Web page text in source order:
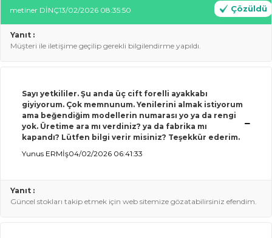
Çözüldü
metiner DİNÇ13/02/2026 08:35:50
Yanıt :
Müşteri ile iletişime geçilip gerekli bilgilendirme yapıldı.
Sayı yetkililer. Şu anda üç cift forelli ayakkabı
giyiyorum. Çok memnunum. Yenilerini almak istiyorum
ama beğendiğim modellerin numarası yo ya da rengi
yok. Üretime ara mı verdiniz? ya da fabrika mı
kapandı? Lütfen bilgi verir misiniz? Teşekkür ederim.
Yunus ERMİş04/02/2026 06:41:33
Yanıt :
Güncel stokları takip etmek için web sitemize gözatabilirsiniz efendim.